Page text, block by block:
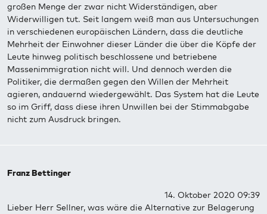
großen Menge der zwar nicht Widerständigen, aber
Widerwilligen tut. Seit langem weiß man aus Untersuchungen
in verschiedenen europäischen Ländern, dass die deutliche
Mehrheit der Einwohner dieser Länder die über die Köpfe der
Leute hinweg politisch beschlossene und betriebene
Massenimmigration nicht will. Und dennoch werden die
Politiker, die dermaßen gegen den Willen der Mehrheit
agieren, andauernd wiedergewählt. Das System hat die Leute
so im Griff, dass diese ihren Unwillen bei der Stimmabgabe
nicht zum Ausdruck bringen.
Franz Bettinger
14. Oktober 2020 09:39
Lieber Herr Sellner, was wäre die Alternative zur Belagerung